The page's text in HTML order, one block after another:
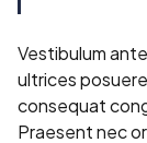
Vestibulum
ultrices
consequat
Praesent nec